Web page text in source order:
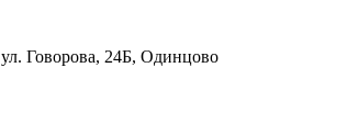
ул. Говорова, 24Б, Одинцово